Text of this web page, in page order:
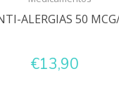
ALERGIAS 50
€13,90